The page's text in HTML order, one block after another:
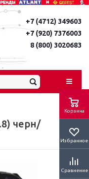
Корзина
Избранное
Сравнение
+7 (4712) 349603
+7 (920) 7376003
8 (800) 3020683
черн/